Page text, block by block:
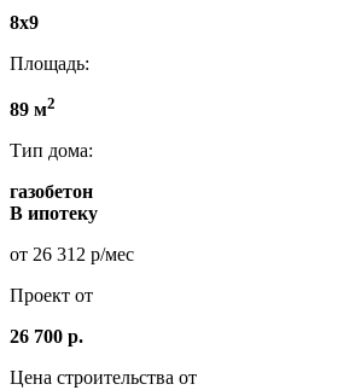
8х9
Площадь:
89 м2
Тип дома:
газобетон
В ипотеку
от 26 312 р/мес
Проект от
26 700 р.
Цена строительства от